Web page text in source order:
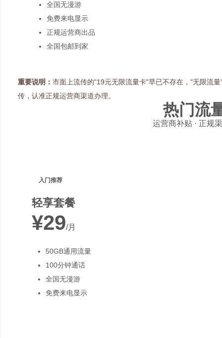
全国无漫游
免费来电显示
正规运营商出品
全国包邮到家
重要说明： 市面上流传的"19元无限流量卡"早已不存在，"无限流
传，认准正规运营商渠道办理。
热门流
运营商补贴 · 正规
入门推荐
轻享套餐
¥29/月
50GB通用流量
100分钟通话
全国无漫游
免费来电显示